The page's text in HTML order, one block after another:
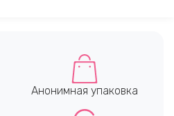
Анонимная упаковка